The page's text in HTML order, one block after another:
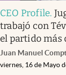
CEO Profile.
trabajó con
el partido
Juan Manuel
viernes, 16 de Mayo